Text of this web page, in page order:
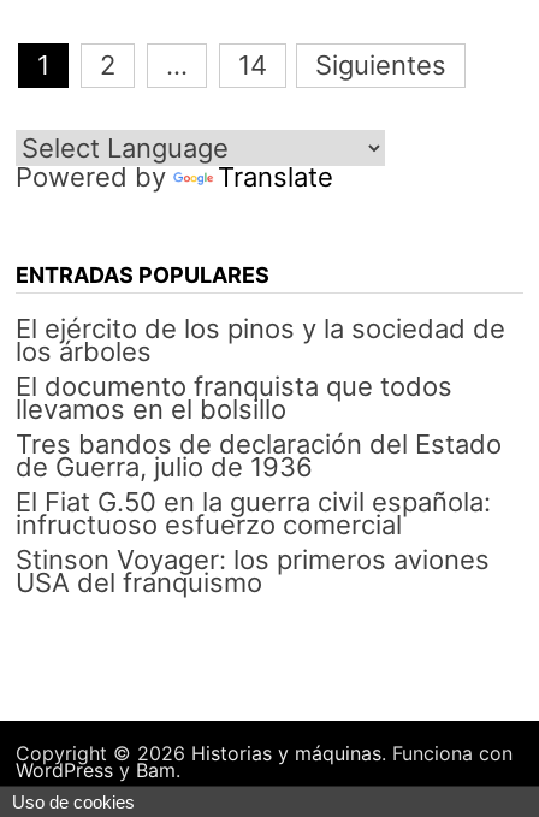
Navegación
de
1 2 … 14 Siguientes
Powered by Translate
ENTRADAS POPULARES
El ejército de los pinos y la sociedad de
los árboles
El documento franquista que todos
llevamos en el bolsillo
Tres bandos de declaración del Estado
de Guerra, julio de 1936
El Fiat G.50 en la guerra civil española:
infructuoso esfuerzo comercial
Stinson Voyager: los primeros aviones
USA del franquismo
Copyright © 2026 Historias y máquinas. Funciona con
WordPressy Bam.
Uso de cookies